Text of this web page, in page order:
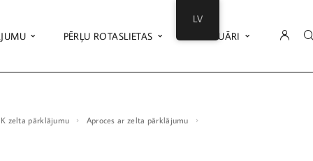
PĒRĻU ROTASLIETAS AKSESUĀRI
zelta pārklājumu
Aproces ar zelta pārklājumu
LV